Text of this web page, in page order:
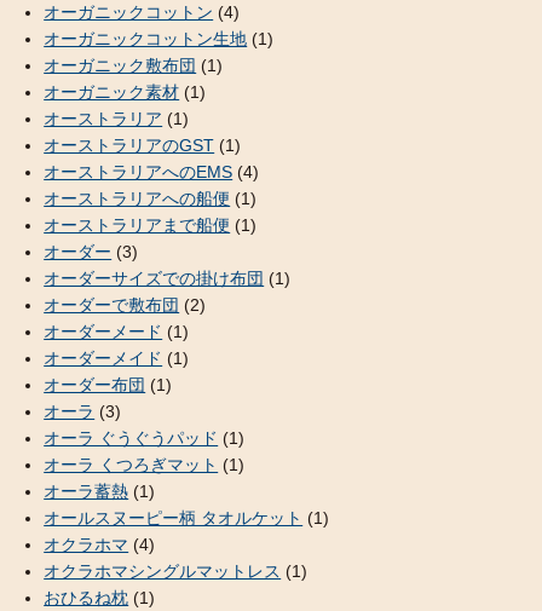
オーガニックコットン (4)
オーガニックコットン生地 (1)
オーガニック敷布団 (1)
オーガニック素材 (1)
オーストラリア (1)
オーストラリアのGST (1)
オーストラリアへのEMS (4)
オーストラリアへの船便 (1)
オーストラリアまで船便 (1)
オーダー (3)
オーダーサイズでの掛け布団 (1)
オーダーで敷布団 (2)
オーダーメード (1)
オーダーメイド (1)
オーダー布団 (1)
オーラ (3)
オーラ ぐうぐうパッド (1)
オーラ くつろぎマット (1)
オーラ蓄熱 (1)
オールスヌーピー柄 タオルケット (1)
オクラホマ (4)
オクラホマシングルマットレス (1)
おひるね枕 (1)